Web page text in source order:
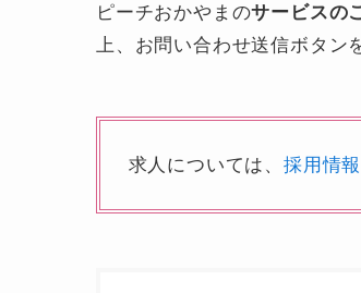
ピーチおかやまのサービスの
上、お問い合わせ送信ボタン
求人については、 採用情報